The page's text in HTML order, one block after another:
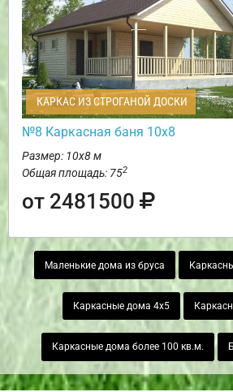
КАРКАС ИЗ СТРОГАНОЙ ДОСКИ
№8 Каркасная баня 10х8
Размер: 10х8 м
Общая площадь: 752
от 2481500
Маленькие дома из бруса
Каркасные дома 4х5
Каркасные дома более 100 кв.м.